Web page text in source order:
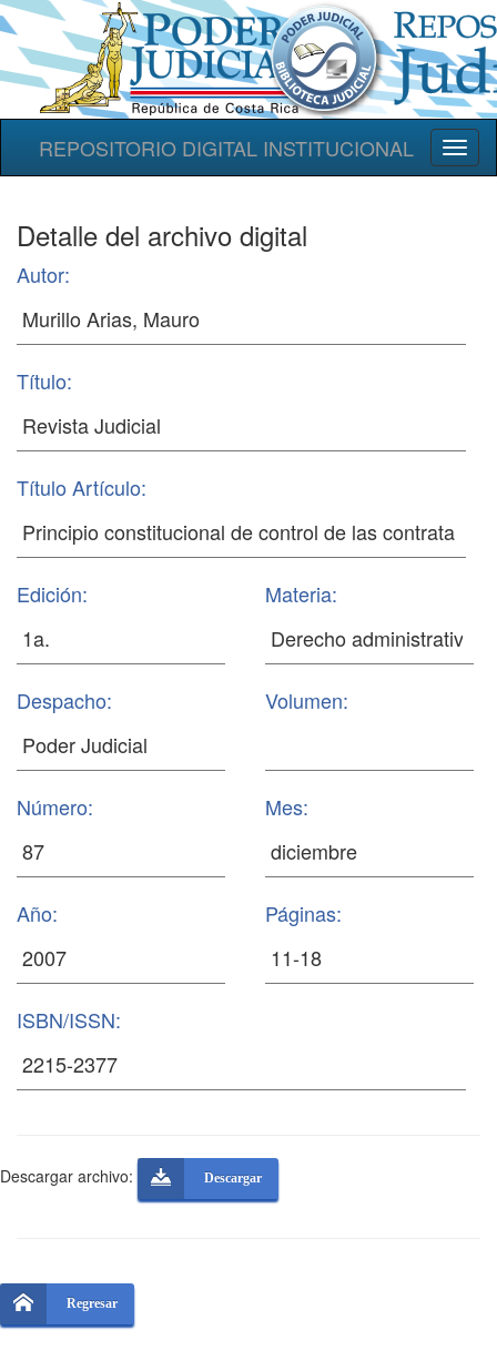
REPOSITORIO DIGITAL INSTITUCIONAL
Detalle del archivo digital
Autor:
Título:
Título Artículo:
Edición: Materia:
Despacho: Volumen:
Número: Mes:
Año: Páginas:
ISBN/ISSN:
Descargar archivo: Descargar
Regresar